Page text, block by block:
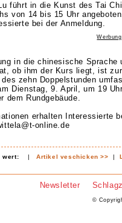
führt in die Kunst des Tai
von 14 bis 15 Uhr
bei der Anmeldung.
Werbung
in die chinesische
ob ihm der Kurs liegt, ist
zehn Doppelstunden
Dienstag, 9. April, um 19
dem Rundgebäude.
erhalten Interessierte
online.de
wert: |Artikel veschicken >> |
Newsletter
©